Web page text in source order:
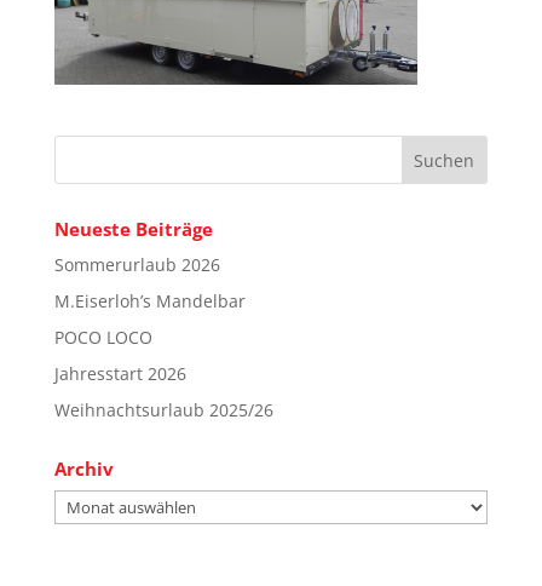
Neueste Beiträge
Sommerurlaub 2026
M.Eiserloh’s Mandelbar
POCO LOCO
Jahresstart 2026
Weihnachtsurlaub 2025/26
Archiv
Archiv